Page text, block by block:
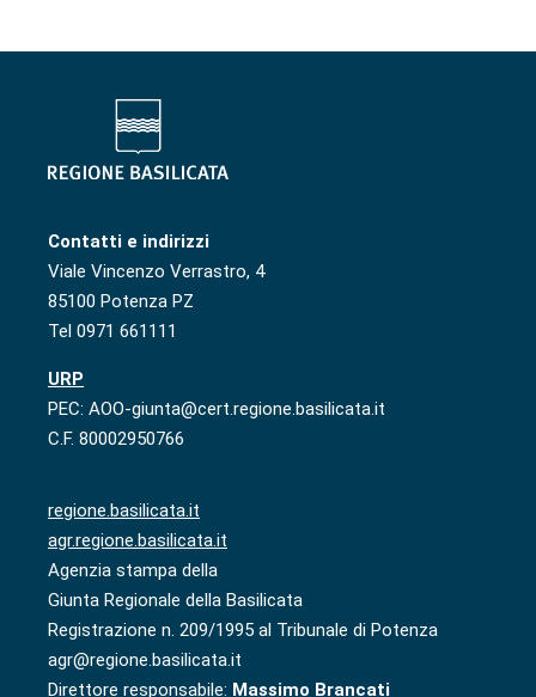
Contatti e indirizzi
Viale Vincenzo Verrastro, 4
85100 Potenza PZ
Tel 0971 661111
URP
PEC: AOO-giunta@cert.regione.basilicata.it
C.F. 80002950766
regione.basilicata.it
agr.regione.basilicata.it
Agenzia stampa della
Giunta Regionale della Basilicata
Registrazione n. 209/1995 al Tribunale di Potenza
agr@regione.basilicata.it
Direttore responsabile: Massimo Brancati